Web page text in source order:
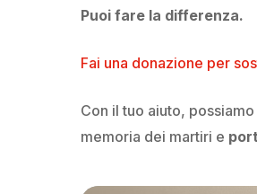
Puoi fare la differenza.
Fai una donazione per
Con il tuo aiuto,
memoria dei martiri e